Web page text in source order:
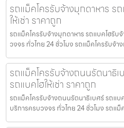
รถแม็คโครรับจ้างมุกดาหาร ร
ให้เช่า ราคาถูก
รถแม็คโครรับจ้างมุกดาหาร รถแบคโฮรับจ้
วงจร ทั่วไทย 24 ชั่วโมง รถแม็คโครรับจ้า
รถแม็คโครรับจ้างถนนรัตนาธิ
รถแบคโฮให้เช่า ราคาถูก
รถแม็คโครรับจ้างถนนรัตนาธิเบศร์ รถแบค
บริการครบวงจร ทั่วไทย 24 ชั่วโมง รถแ